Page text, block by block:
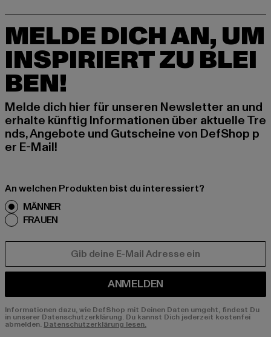
MELDE DICH AN, UM
INSPIRIERT ZU BLEI
BEN!
Melde dich hier für unseren Newsletter an und
erhalte künftig Informationen über aktuelle Tre
nds, Angebote und Gutscheine von DefShop p
er E-Mail!
An welchen Produkten bist du interessiert?
MÄNNER
FRAUEN
ANMELDEN
Informationen dazu, wie DefShop mit Deinen Daten umgeht, findest Du
in unserer Datenschutzerklärung. Du kannst Dich jederzeit kostenfei
abmelden. Datenschutzerklärung lesen.